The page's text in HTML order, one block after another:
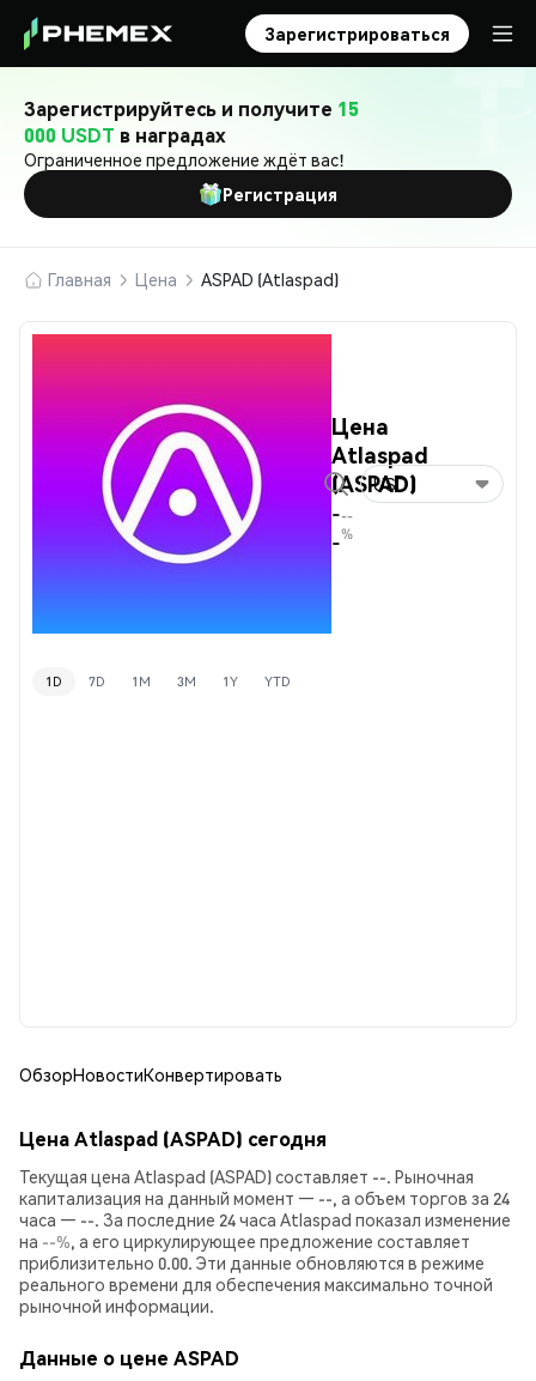
Зарегистрироваться
Зарегистрируйтесь и получите 15
000 USDT в наградах
Ограниченное предложение ждёт вас!
Регистрация
Главная Цена ASPAD (Atlaspad)
Цена
Atlaspad
(ASPAD)
-
-
--
%
USD
1D 7D 1M 3M 1Y YTD
ОбзорНовостиКонвертировать
Цена Atlaspad (ASPAD) сегодня
Текущая цена Atlaspad (ASPAD) составляет --. Рыночная
капитализация на данный момент — --, а объем торгов за 24
часа — --. За последние 24 часа Atlaspad показал изменение
на --%, а его циркулирующее предложение составляет
приблизительно 0.00. Эти данные обновляются в режиме
реального времени для обеспечения максимально точной
рыночной информации.
Данные о цене ASPAD